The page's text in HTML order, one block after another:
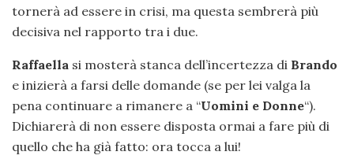
tornerà ad essere in crisi, ma questa sembrerà più
decisiva nel rapporto tra i due.
Raffaella si mosterà stanca dell’incertezza di Brando
e inizierà a farsi delle domande (se per lei valga la
pena continuare a rimanere a “Uomini e Donne“).
Dichiarerà di non essere disposta ormai a fare più di
quello che ha già fatto: ora tocca a lui!